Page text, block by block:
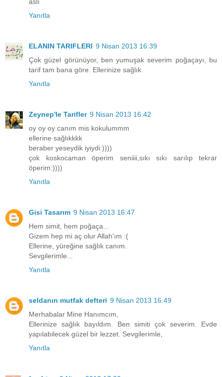
Yanıtla
ELANIN TARIFLERI 9 Nisan 2013 16:39
Çok güzel görünüyor, ben yumuşak severim poğaçayı, bu
tarif tam bana göre. Ellerinize sağlık
Yanıtla
Zeynep'le Tarifler 9 Nisan 2013 16:42
oy oy oy canım mis kokulummm
ellerine sağlıkkkk
beraber yeseydik iyiydi:))))
çok koskocaman öperim seniiii,sıkı sıkı sarılıp tekrar
öperim:))))
Yanıtla
Gisi Tasarım 9 Nisan 2013 16:47
Hem simit, hem poğaça...
Gizem hep mi aç olur Allah'ım :(
Ellerine, yüreğine sağlık canım.
Sevgilerimle...
Yanıtla
seldanın mutfak defteri 9 Nisan 2013 16:49
Merhabalar Mine Hanımcım,
Ellerinize sağlık bayıldım. Ben simiti çok severim. Evde
yapılabilecek güzel bir lezzet. Sevgilerimle,
Yanıtla